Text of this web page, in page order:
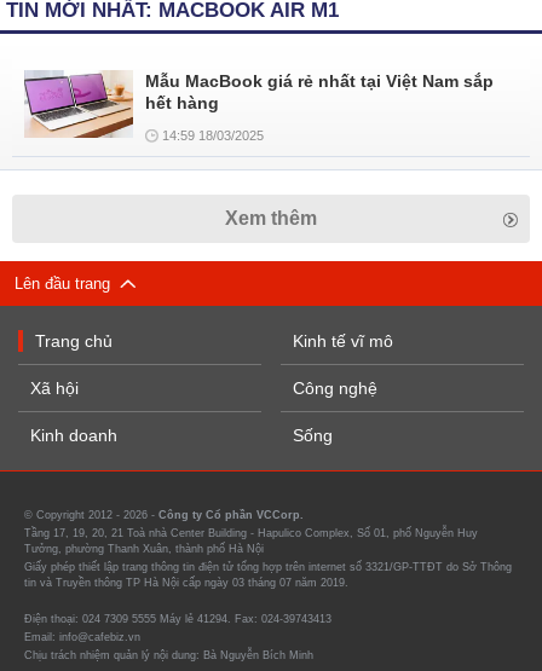
TIN MỚI NHẤT: MACBOOK AIR M1
Mẫu MacBook giá rẻ nhất tại Việt Nam sắp
hết hàng
14:59 18/03/2025
Xem thêm
Lên đầu trang
Trang chủ
Xã hội
Kinh doanh
Kinh tế vĩ mô
Công nghệ
Sống
© Copyright 2012 - 2026 - Công ty Cổ phần VCCorp.
Tầng 17, 19, 20, 21 Toà nhà Center Building - Hapulico Complex, Số 01, phố Nguyễn Huy
Tưởng, phường Thanh Xuân, thành phố Hà Nội
Giấy phép thiết lập trang thông tin điện tử tổng hợp trên internet số 3321/GP-TTĐT do Sở Thông
tin và Truyền thông TP Hà Nội cấp ngày 03 tháng 07 năm 2019.
Điện thoại: 024 7309 5555 Máy lẻ 41294. Fax: 024-39743413
Email: info@cafebiz.vn
Chịu trách nhiệm quản lý nội dung: Bà Nguyễn Bích Minh